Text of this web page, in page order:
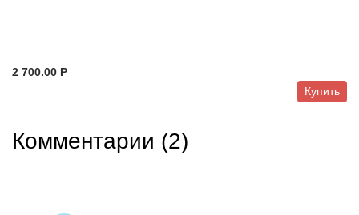
2 700.00 P
Купить
Комментарии (2)